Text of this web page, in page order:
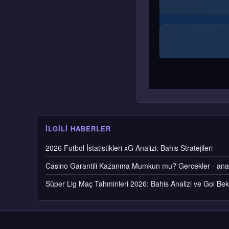
İLGILI HABERLER
2026 Futbol İstatistikleri xG Analizi: Bahis Stratejileri
Casino Garantili Kazanma Mumkun mu? Gercekler -
Süper Lig Maç Tahminleri 2026: Bahis Analizi ve Gol